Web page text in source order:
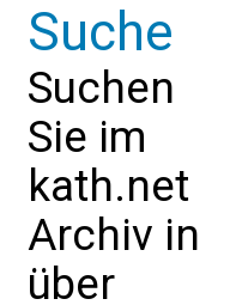
Suche
Suchen
Sie im
kath.net
Archiv in
über